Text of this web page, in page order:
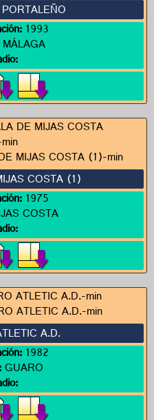
1993
MÁLAGA
COSTA (1)
1975
COSTA
A.D.
1982
GUARO